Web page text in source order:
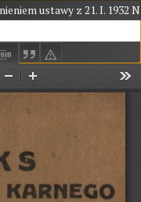
ustawy z 21. I.